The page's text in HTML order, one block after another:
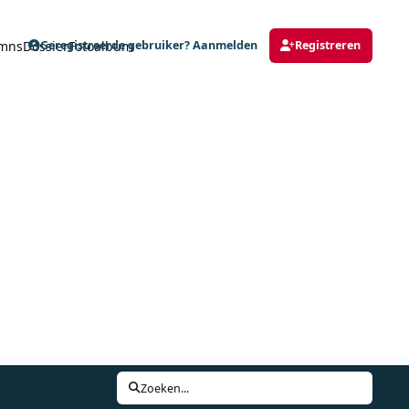
DossierFotoalbum
Geregistreerde gebruiker? Aanmelden Registreren
Zoeken...